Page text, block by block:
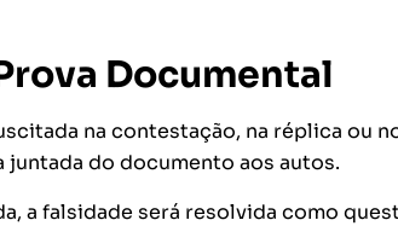
Documental
na contestação, na réplica ou
do documento aos autos.
a falsidade será resolvida como